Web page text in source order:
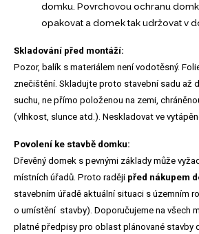
domku. Povrchovou ochranu
opakovat a domek tak udržovat v
Skladování před montáží:
Pozor, balík s materiálem není vodotěsný.
znečištění. Skladujte proto stavební sadu až
suchu, ne přímo položenou na zemi,
(vlhkost, slunce atd.). Neskladovat ve
Povolení ke stavbě domku:
Dřevěný domek s pevnými základy může
místních úřadů. Proto raději před nákupem
stavebním úřadě aktuální situaci s územním
o umístění stavby). Doporučujeme na všech
platné předpisy pro oblast plánované stavby